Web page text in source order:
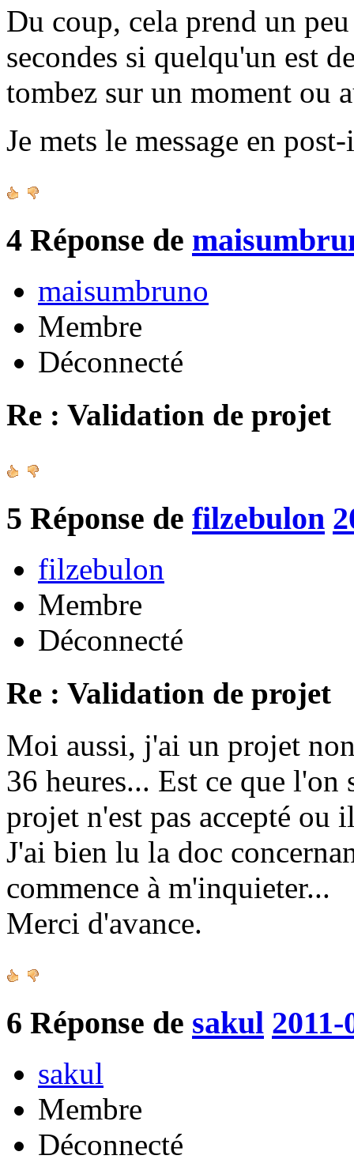
Du coup, cela prend un
secondes si quelqu'un est
tombez sur un moment ou
Je mets le message en
4 Réponse de
maisumbruno
Membre
Déconnecté
Re : Validation de projet
5 Réponse de filzebulon
filzebulon
Membre
Déconnecté
Re : Validation de projet
Moi aussi, j'ai un projet
36 heures... Est ce que l'on
projet n'est pas accepté ou
J'ai bien lu la doc
commence à m'inquieter...
Merci d'avance.
6 Réponse de sakul
sakul
Membre
Déconnecté